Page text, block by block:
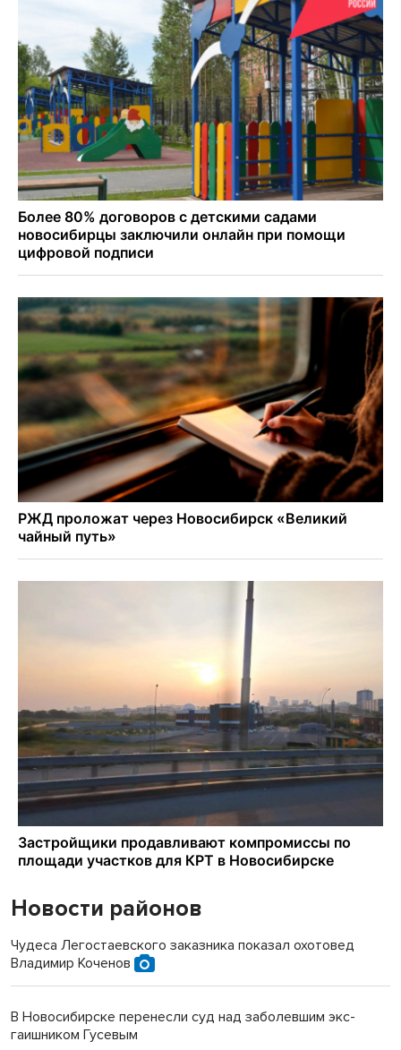
Новости районов
Чудеса Легостаевского заказника показал охотовед
Владимир Коченов
В Новосибирске перенесли суд над заболевшим экс-
гаишником Гусевым